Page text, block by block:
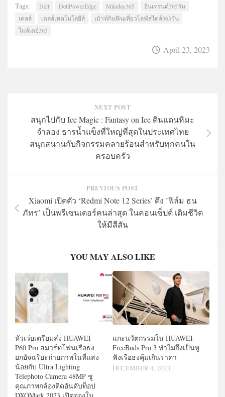
Tags: Dell DellPowerEdge Mileday365
อินเทรนด์365วัน
เดลล์
เดลล์เทคโนโลยีส์
เม้าท์กินฟินเที่ยวไลฟ์สไตล์365วัน
ไมล์เดย์365
April 23, 2023
NEXT POST
สนุกไปกับ Ice Magic : Fantasy on Ice ดินแดนหิมะ
จำลอง ธารน้ำแข็งที่ใหญ่ที่สุดในประเทศไทย
สนุกสนานกับกิจกรรมคลายร้อนสำหรับทุกคนใน
ครอบครัว
PREVIOUS POST
Xiaomi เปิดตัว ‘Redmi Note 12 Series’ ดึง ’ฟิล์ม ธน
ภัทร’ เป็นพรีเซนเตอร์คนล่าสุด ในคอนเซ็ปต์ เติมชีวิต
ให้มีสีสัน
YOU MAY ALSO LIKE
หัวเว่ยเตรียมส่ง HUAWEI
P60 Pro สมาร์ทโฟนเรือธง
ยกอัจฉริยะถ่ายภาพในที่แสง
น้อยกับ Ultra Lighting
Telephoto Camera 48MP ชู
คุณภาพกล้องติดอันดับท็อป
แกะนวัตกรรมใน HUAWEI
FreeBuds Pro 3 ทำไมถึงเป็นหู
ฟังเรือธงคุ้มเกินราคา
DECEMBER 4, 2023